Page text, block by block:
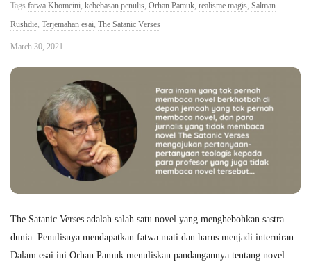
Tags fatwa Khomeini, kebebasan penulis, Orhan Pamuk, realisme magis, Salman
Rushdie, Terjemahan esai, The Satanic Verses
March 30, 2021
The Satanic Verses adalah salah satu novel yang menghebohkan sastra
dunia. Penulisnya mendapatkan fatwa mati dan harus menjadi interniran.
Dalam esai ini Orhan Pamuk menuliskan pandangannya tentang novel